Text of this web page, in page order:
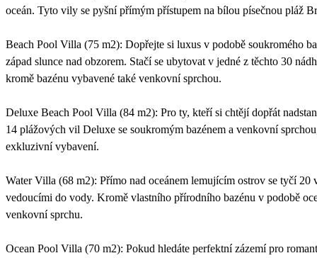
oceán. Tyto vily se pyšní přímým přístupem na bílou písečnou pláž
Beach Pool Villa (75 m2): Dopřejte si luxus v podobě soukromého
západ slunce nad obzorem. Stačí se ubytovat v jedné z těchto 30
kromě bazénu vybavené také venkovní sprchou.
Deluxe Beach Pool Villa (84 m2): Pro ty, kteří si chtějí dopřát
14 plážových vil Deluxe se soukromým bazénem a venkovní
exkluzivní vybavení.
Water Villa (68 m2): Přímo nad oceánem lemujícím ostrov se tyčí 20
vedoucími do vody. Kromě vlastního přírodního bazénu v podobě
venkovní sprchu.
Ocean Pool Villa (70 m2): Pokud hledáte perfektní zázemí pro